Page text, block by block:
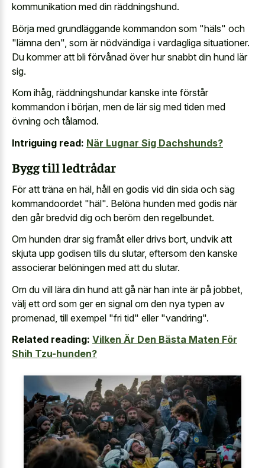
kommunikation med din räddningshund.
Börja med grundläggande kommandon som "häls" och
"lämna den", som är nödvändiga i vardagliga situationer.
Du kommer att bli förvånad över hur snabbt din hund lär
sig.
Kom ihåg, räddningshundar kanske inte förstår
kommandon i början, men de lär sig med tiden med
övning och tålamod.
Intriguing read: När Lugnar Sig Dachshunds?
Bygg till ledtrådar
För att träna en häl, håll en godis vid din sida och säg
kommandoordet "häl". Belöna hunden med godis när
den går bredvid dig och beröm den regelbundet.
Om hunden drar sig framåt eller drivs bort, undvik att
skjuta upp godisen tills du slutar, eftersom den kanske
associerar belöningen med att du slutar.
Om du vill lära din hund att gå när han inte är på jobbet,
välj ett ord som ger en signal om den nya typen av
promenad, till exempel "fri tid" eller "vandring".
Related reading: Vilken Är Den Bästa Maten För
Shih Tzu-hunden?